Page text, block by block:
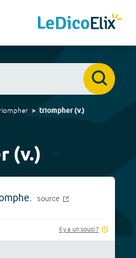
triompher(v.)
(v.)
source
Il y a un souci ?